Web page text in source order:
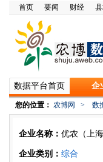
首页 要闻 财经
数据平台首页 企
您的位置： 农博网 > 数
企业名称： 优农（上
企业类别： 综合